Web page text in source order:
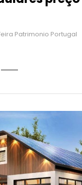
Patrimonio Portugal